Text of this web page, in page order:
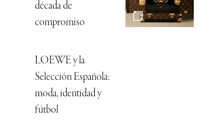
década de
compromiso
LOEWE y la
Selección Española:
moda, identidad y
fútbol